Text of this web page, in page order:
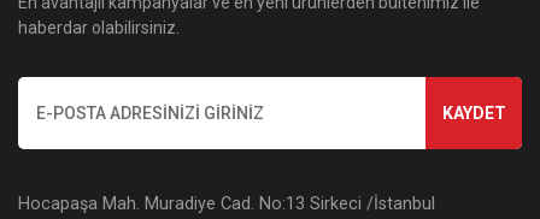
haberdar olabilirsiniz.
KAYDET
Hocapaşa Mah. Muradiye Cad. No:13 Sirkeci /İstanbul